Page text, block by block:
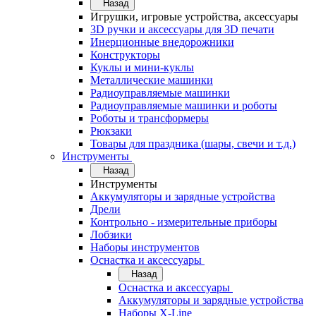
Назад
Игрушки, игровые устройства, аксессуары
3D ручки и аксессуары для 3D печати
Инерционные внедорожники
Конструкторы
Куклы и мини-куклы
Металлические машинки
Радиоуправляемые машинки
Радиоуправляемые машинки и роботы
Роботы и трансформеры
Рюкзаки
Товары для праздника (шары, свечи и т.д.)
Инструменты
Назад
Инструменты
Аккумуляторы и зарядные устройства
Дрели
Контрольно - измерительные приборы
Лобзики
Наборы инструментов
Оснастка и аксессуары
Назад
Оснастка и аксессуары
Аккумуляторы и зарядные устройства
Наборы X-Line